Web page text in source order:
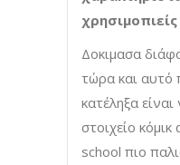
Δοκιμασα
τώρα και αυτό
κατέληξα
στοιχείο
school πιο